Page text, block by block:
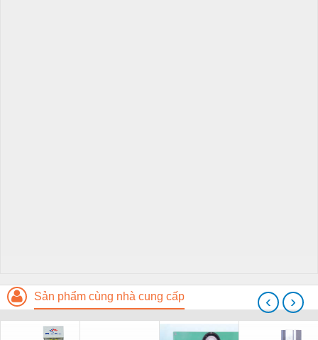
Sản phẩm cùng nhà cung cấp ‹ ›